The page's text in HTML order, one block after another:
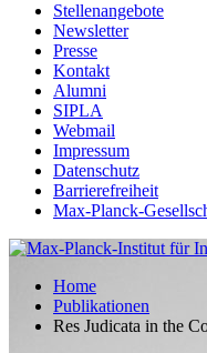
Stellenangebote
Newsletter
Presse
Kontakt
Alumni
SIPLA
Webmail
Impressum
Datenschutz
Barrierefreiheit
Max-Planck-
Home
Publikationen
Res Judicata in the